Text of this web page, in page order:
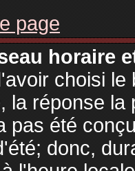
page
horaire
choisi
la réponse
pas été
donc,